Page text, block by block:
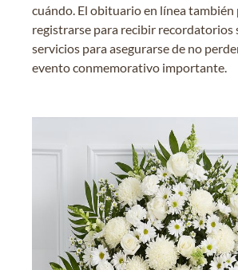
cuándo. El obituario en línea
registrarse para recibir recordatorios
servicios para asegurarse de no
evento conmemorativo importante.